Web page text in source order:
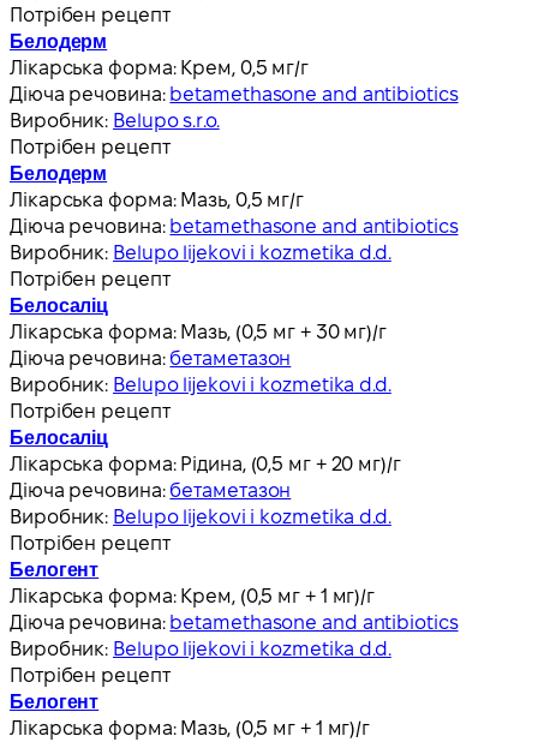
Потрібен рецепт
Белодерм
Лікарська форма: Крем, 0,5 мг/г
Діюча речовина: betamethasone and antibiotics
Виробник: Belupo s.r.o.
Потрібен рецепт
Белодерм
Лікарська форма: Мазь, 0,5 мг/г
Діюча речовина: betamethasone and antibiotics
Виробник: Belupo lijekovi i kozmetika d.d.
Потрібен рецепт
Белосаліц
Лікарська форма: Мазь, (0,5 мг + 30 мг)/г
Діюча речовина: бетаметазон
Виробник: Belupo lijekovi i kozmetika d.d.
Потрібен рецепт
Белосаліц
Лікарська форма: Рідина, (0,5 мг + 20 мг)/г
Діюча речовина: бетаметазон
Виробник: Belupo lijekovi i kozmetika d.d.
Потрібен рецепт
Белогент
Лікарська форма: Крем, (0,5 мг + 1 мг)/г
Діюча речовина: betamethasone and antibiotics
Виробник: Belupo lijekovi i kozmetika d.d.
Потрібен рецепт
Белогент
Лікарська форма: Мазь, (0,5 мг + 1 мг)/г